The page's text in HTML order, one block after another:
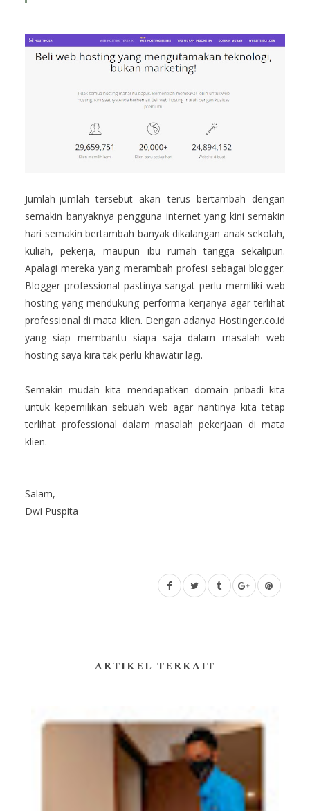
Jumlah-jumlah tersebut akan terus bertambah dengan
semakin banyaknya pengguna internet yang kini semakin
hari semakin bertambah banyak dikalangan anak sekolah,
kuliah, pekerja, maupun ibu rumah tangga sekalipun.
Apalagi mereka yang merambah profesi sebagai blogger.
Blogger professional pastinya sangat perlu memiliki web
hosting yang mendukung performa kerjanya agar terlihat
professional di mata klien. Dengan adanya Hostinger.co.id
yang siap membantu siapa saja dalam masalah web
hosting saya kira tak perlu khawatir lagi.
Semakin mudah kita mendapatkan domain pribadi kita
untuk kepemilikan sebuah web agar nantinya kita tetap
terlihat professional dalam masalah pekerjaan di mata
klien.
Salam,
Dwi Puspita
ARTIKEL TERKAIT